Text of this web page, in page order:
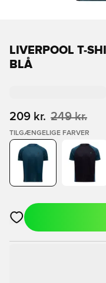
LIVERPOOL T-
BLÅ
209 kr. 249 kr.
TILGÆNGELIGE FARVER
Åbner en Modal til at